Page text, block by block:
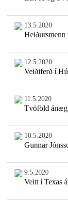
13.5.2020
12.5.2020
Veiðiferð í
11.5.2020
Tvöföld
10.5.2020
Gunnar
9.5.2020
Veitt í Texas